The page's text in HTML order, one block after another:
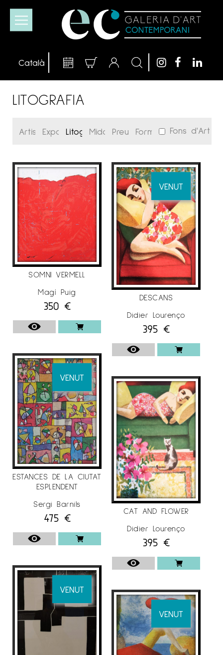
LITOGRAFIA
Fons d'Art
SOMNI VERMELL
Magí Puig
350 €
VENUT
ESTANCES DE LA CIUTAT
ESPLENDENT
Sergi Barnils
475 €
VENUT
VENUT
DESCANS
Didier Lourenço
395 €
CAT AND FLOWER
Didier Lourenço
395 €
VENUT